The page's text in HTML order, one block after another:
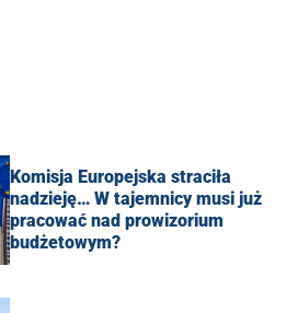
Komisja Europejska straciła
nadzieję… W tajemnicy musi już
pracować nad prowizorium
budżetowym?